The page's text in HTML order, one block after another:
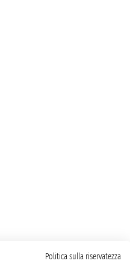
Politica sulla riservatezza